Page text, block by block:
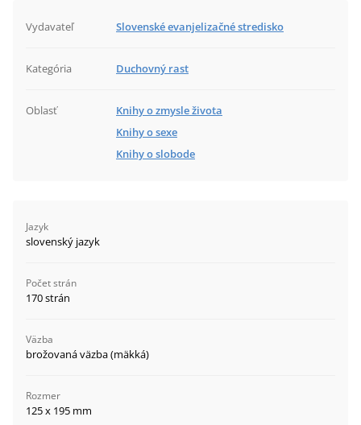
Vydavateľ Slovenské evanjelizačné stredisko
Kategória Duchovný rast
Oblasť
Knihy o zmysle života
Knihy o sexe
Knihy o slobode
Jazyk
slovenský jazyk
Počet strán
170 strán
Väzba
brožovaná väzba (mäkká)
Rozmer
125 x 195 mm